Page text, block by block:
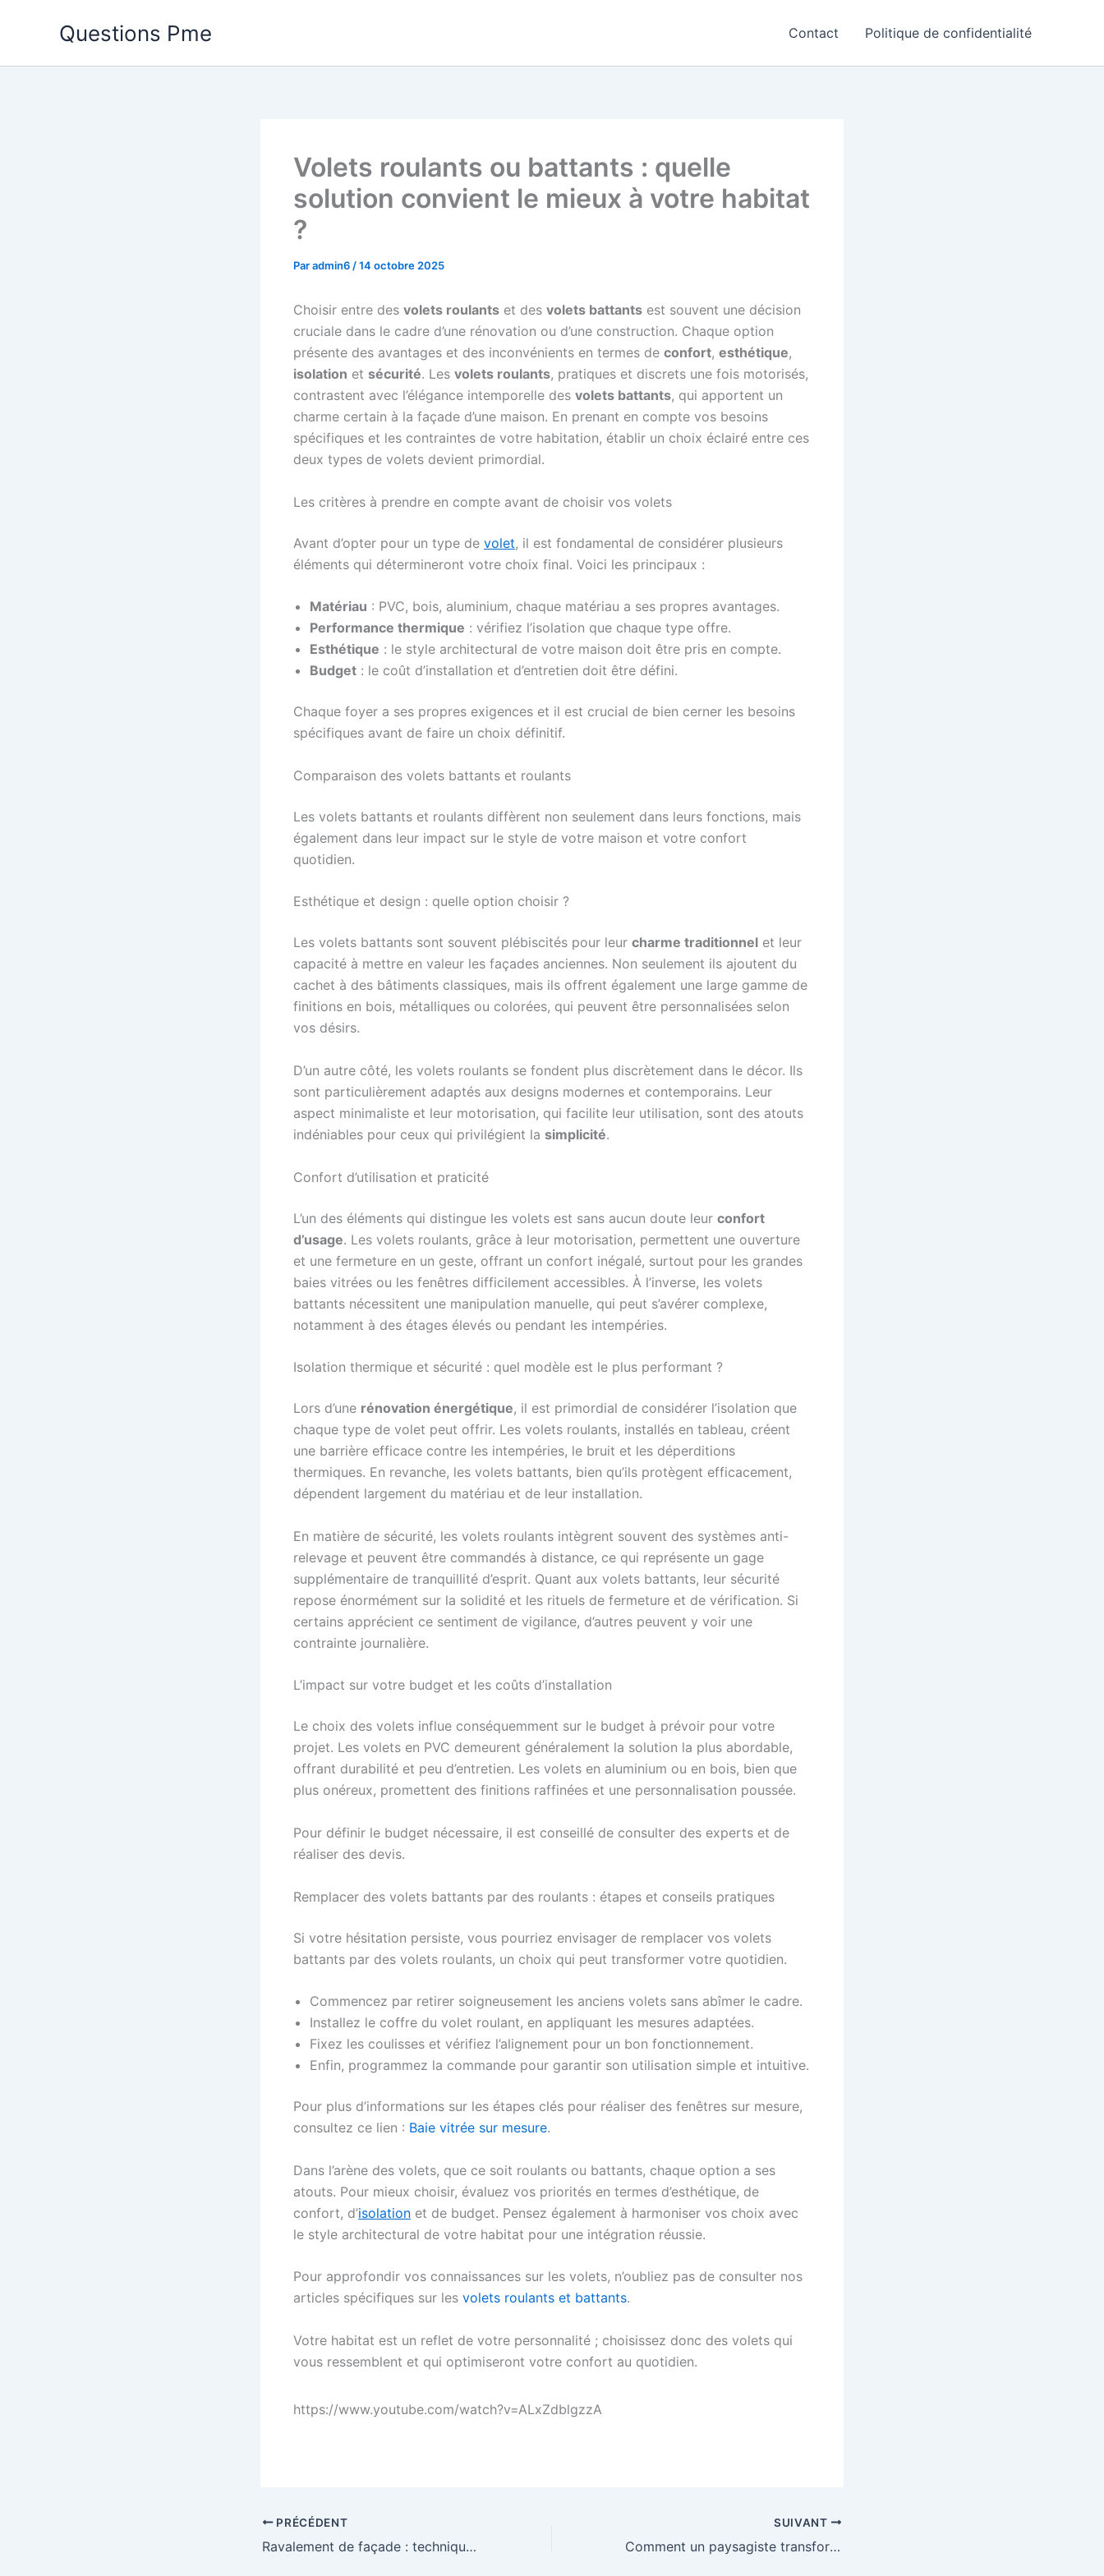
Questions Pme Contact Politique de confidentialité
Volets roulants ou battants : quelle
solution convient le mieux à votre habitat
?
Paradmin6 /14 octobre 2025
Choisir entre des volets roulants et des volets battants est souvent une décision
cruciale dans le cadre d’une rénovation ou d’une construction. Chaque option
présente des avantages et des inconvénients en termes de confort, esthétique,
isolation et sécurité. Les volets roulants, pratiques et discrets une fois motorisés,
contrastent avec l’élégance intemporelle des volets battants, qui apportent un
charme certain à la façade d’une maison. En prenant en compte vos besoins
spécifiques et les contraintes de votre habitation, établir un choix éclairé entre ces
deux types de volets devient primordial.
Les critères à prendre en compte avant de choisir vos volets
Avant d’opter pour un type de volet, il est fondamental de considérer plusieurs
éléments qui détermineront votre choix final. Voici les principaux :
Matériau : PVC, bois, aluminium, chaque matériau a ses propres avantages.
Performance thermique : vérifiez l’isolation que chaque type offre.
Esthétique : le style architectural de votre maison doit être pris en compte.
Budget : le coût d’installation et d’entretien doit être défini.
Chaque foyer a ses propres exigences et il est crucial de bien cerner les besoins
spécifiques avant de faire un choix définitif.
Comparaison des volets battants et roulants
Les volets battants et roulants diffèrent non seulement dans leurs fonctions, mais
également dans leur impact sur le style de votre maison et votre confort
quotidien.
Esthétique et design : quelle option choisir ?
Les volets battants sont souvent plébiscités pour leur charme traditionnel et leur
capacité à mettre en valeur les façades anciennes. Non seulement ils ajoutent du
cachet à des bâtiments classiques, mais ils offrent également une large gamme de
finitions en bois, métalliques ou colorées, qui peuvent être personnalisées selon
vos désirs.
D’un autre côté, les volets roulants se fondent plus discrètement dans le décor. Ils
sont particulièrement adaptés aux designs modernes et contemporains. Leur
aspect minimaliste et leur motorisation, qui facilite leur utilisation, sont des atouts
indéniables pour ceux qui privilégient la simplicité.
Confort d’utilisation et praticité
L’un des éléments qui distingue les volets est sans aucun doute leur confort
d’usage. Les volets roulants, grâce à leur motorisation, permettent une ouverture
et une fermeture en un geste, offrant un confort inégalé, surtout pour les grandes
baies vitrées ou les fenêtres difficilement accessibles. À l’inverse, les volets
battants nécessitent une manipulation manuelle, qui peut s’avérer complexe,
notamment à des étages élevés ou pendant les intempéries.
Isolation thermique et sécurité : quel modèle est le plus performant ?
Lors d’une rénovation énergétique, il est primordial de considérer l’isolation que
chaque type de volet peut offrir. Les volets roulants, installés en tableau, créent
une barrière efficace contre les intempéries, le bruit et les déperditions
thermiques. En revanche, les volets battants, bien qu’ils protègent efficacement,
dépendent largement du matériau et de leur installation.
En matière de sécurité, les volets roulants intègrent souvent des systèmes anti-
relevage et peuvent être commandés à distance, ce qui représente un gage
supplémentaire de tranquillité d’esprit. Quant aux volets battants, leur sécurité
repose énormément sur la solidité et les rituels de fermeture et de vérification. Si
certains apprécient ce sentiment de vigilance, d’autres peuvent y voir une
contrainte journalière.
L’impact sur votre budget et les coûts d’installation
Le choix des volets influe conséquemment sur le budget à prévoir pour votre
projet. Les volets en PVC demeurent généralement la solution la plus abordable,
offrant durabilité et peu d’entretien. Les volets en aluminium ou en bois, bien que
plus onéreux, promettent des finitions raffinées et une personnalisation poussée.
Pour définir le budget nécessaire, il est conseillé de consulter des experts et de
réaliser des devis.
Remplacer des volets battants par des roulants : étapes et conseils pratiques
Si votre hésitation persiste, vous pourriez envisager de remplacer vos volets
battants par des volets roulants, un choix qui peut transformer votre quotidien.
Commencez par retirer soigneusement les anciens volets sans abîmer le cadre.
Installez le coffre du volet roulant, en appliquant les mesures adaptées.
Fixez les coulisses et vérifiez l’alignement pour un bon fonctionnement.
Enfin, programmez la commande pour garantir son utilisation simple et intuitive.
Pour plus d’informations sur les étapes clés pour réaliser des fenêtres sur mesure,
consultez ce lien : Baie vitrée sur mesure.
Dans l’arène des volets, que ce soit roulants ou battants, chaque option a ses
atouts. Pour mieux choisir, évaluez vos priorités en termes d’esthétique, de
confort, d’isolation et de budget. Pensez également à harmoniser vos choix avec
le style architectural de votre habitat pour une intégration réussie.
Pour approfondir vos connaissances sur les volets, n’oubliez pas de consulter nos
articles spécifiques sur les volets roulants et battants.
Votre habitat est un reflet de votre personnalité ; choisissez donc des volets qui
vous ressemblent et qui optimiseront votre confort au quotidien.
https://www.youtube.com/watch?v=ALxZdblgzzA
PRÉCÉDENT
Ravalement de façade : techniques pour redonner vie à votre maison
SUIVANT
Comment un paysagiste transforme un terrain en espace extérieur harmonieux ?